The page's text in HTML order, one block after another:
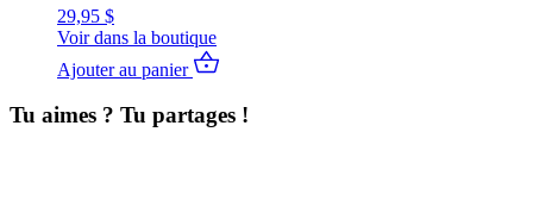
29,95 $
Voir dans la boutique
Ajouter au panier
Tu aimes ? Tu partages !